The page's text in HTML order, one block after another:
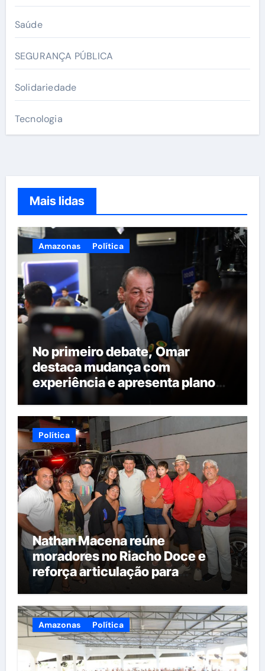
Saúde
SEGURANÇA PÚBLICA
Solidariedade
Tecnologia
Mais lidas
Amazonas Política
No primeiro debate, Omar
destaca mudança com
experiência e apresenta plano
para reorganizar serviços
públicos
Política
Nathan Macena reúne
moradores no Riacho Doce e
reforça articulação para
candidatura à Câmara Federal
Amazonas Política